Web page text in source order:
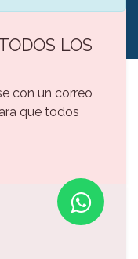
LOS
con un correo
que todos